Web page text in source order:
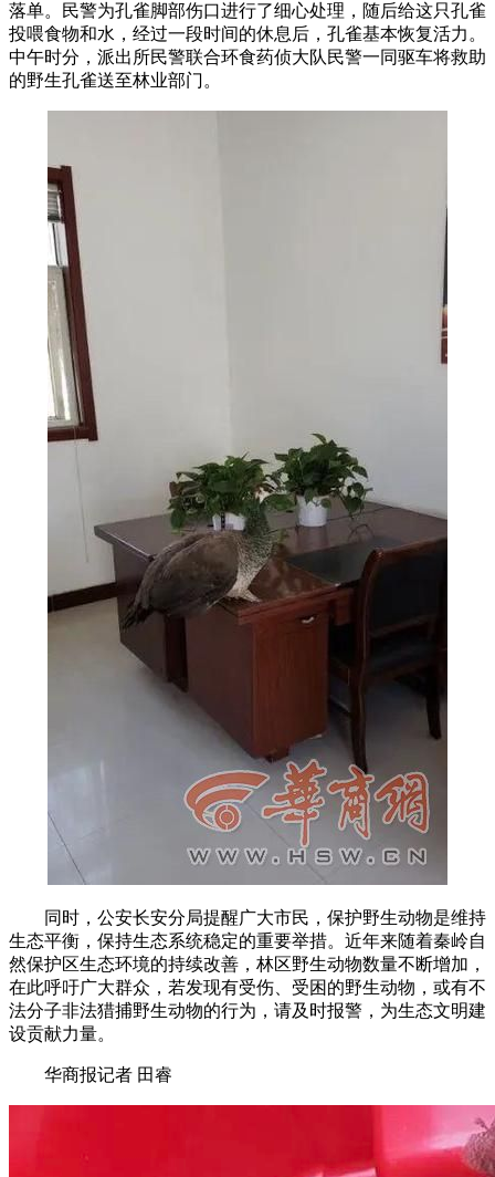
落单。民警为孔雀脚部伤口进行了细心处理，随后给这只孔雀
投喂食物和水，经过一段时间的休息后，孔雀基本恢复活力。
中午时分，派出所民警联合环食药侦大队民警一同驱车将救助
的野生孔雀送至林业部门。
同时，公安长安分局提醒广大市民，保护野生动物是维持
生态平衡，保持生态系统稳定的重要举措。近年来随着秦岭自
然保护区生态环境的持续改善，林区野生动物数量不断增加，
在此呼吁广大群众，若发现有受伤、受困的野生动物，或有不
法分子非法猎捕野生动物的行为，请及时报警，为生态文明建
设贡献力量。
华商报记者 田睿